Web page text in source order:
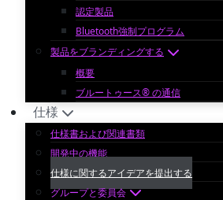
認定製品
Bluetooth強制プログラム
製品をブランディングする
概要
ブルートゥース® の通信
仕様
仕様書および関連書類
開発中の機能
仕様に関するアイデアを提出する
グループと委員会